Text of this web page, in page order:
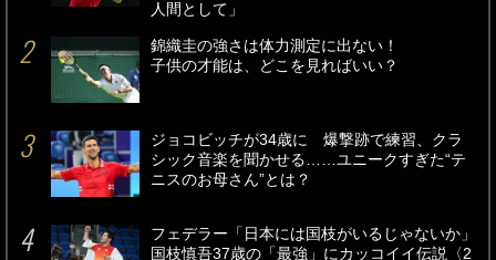
人間として」
錦織圭の強さは体力測定に出ない！
子供の才能は、どこを見ればいい？
ジョコビッチが34歳に 爆撃跡で練習、クラ
シック音楽を聞かせる……ユニークすぎた“テ
ニスのお母さん”とは？
フェデラー「日本には国枝がいるじゃないか」
国枝慎吾37歳の「最強」にカッコイイ伝説〈2